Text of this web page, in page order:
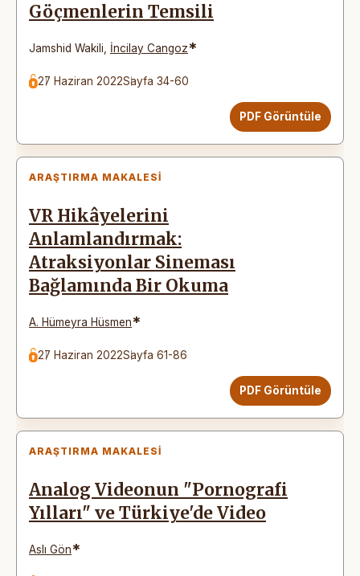
Göçmenlerin Temsili
Jamshid Wakili İncilay Cangoz*
27 Haziran 2022Sayfa 34-60
PDF Görüntüle
ARAŞTIRMA MAKALESI
VR Hikâyelerini
Anlamlandırmak:
Atraksiyonlar Sineması
Bağlamında Bir Okuma
A. Hümeyra Hüsmen*
27 Haziran 2022Sayfa 61-86
PDF Görüntüle
ARAŞTIRMA MAKALESI
Analog Videonun "Pornografi
Yılları" ve Türkiye'de Video
Aslı Gön*